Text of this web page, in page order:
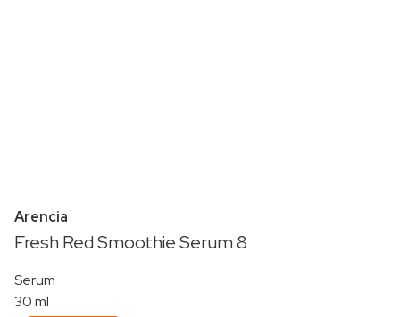
Arencia
Fresh Red Smoothie Serum 8
Serum
30 ml